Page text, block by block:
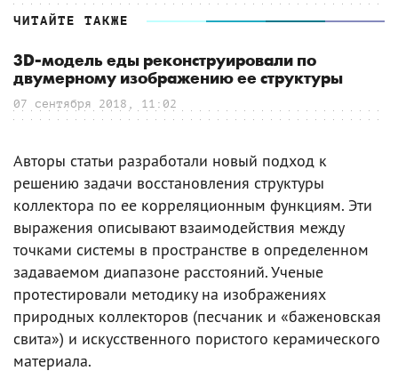
ЧИТАЙТЕ ТАКЖЕ
3D-модель еды реконструировали по
двумерному изображению ее структуры
07 сентября 2018, 11:02
Авторы статьи разработали новый подход к
решению задачи восстановления структуры
коллектора по ее корреляционным функциям. Эти
выражения описывают взаимодействия между
точками системы в пространстве в определенном
задаваемом диапазоне расстояний. Ученые
протестировали методику на изображениях
природных коллекторов (песчаник и «баженовская
свита») и искусственного пористого керамического
материала.